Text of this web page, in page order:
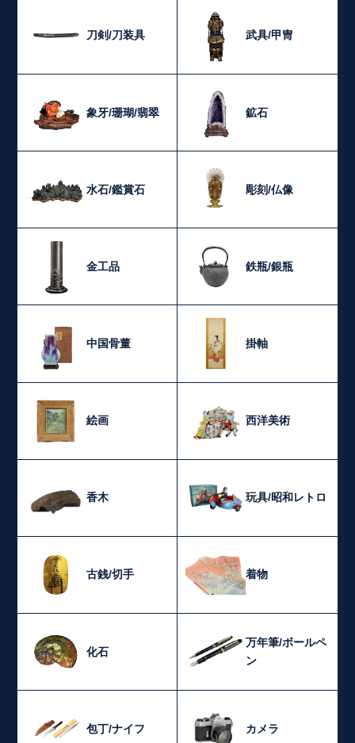
刀剣/刀装具 武具/甲冑
象牙/珊瑚/翡翠 鉱石
水石/鑑賞石 彫刻/仏像
金工品 鉄瓶/銀瓶
中国骨董 掛軸
絵画 西洋美術
香木 玩具/昭和レトロ
古銭/切手 着物
化石
万年筆/ボールペ
ン
包丁/ナイフ カメラ